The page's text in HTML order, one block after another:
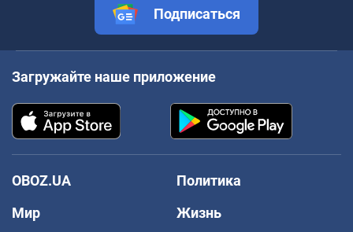
Подписаться
Загружайте наше приложение
OBOZ.UA
Политика
Мир
Жизнь